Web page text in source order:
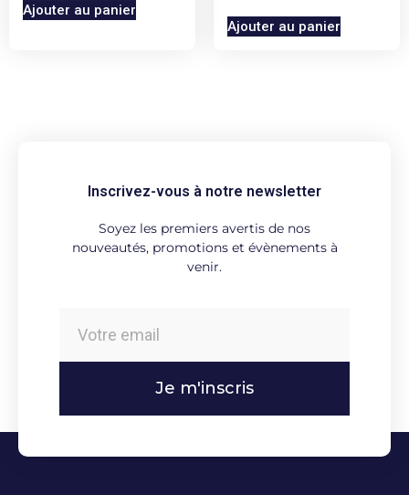
Ajouter au panier
Ajouter au panier
Inscrivez-vous à notre newsletter
Soyez les premiers avertis de nos
nouveautés, promotions et évènements à
venir.
Je m'inscris